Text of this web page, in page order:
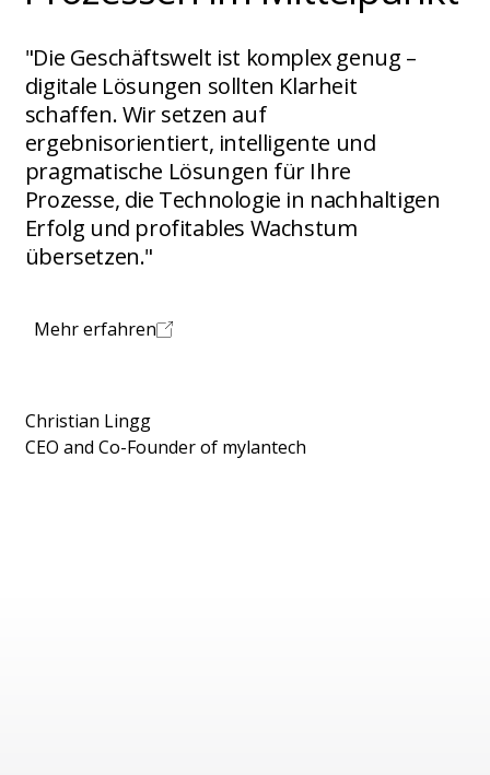
"Die Geschäftswelt ist komplex genug –
digitale Lösungen sollten Klarheit
schaffen. Wir setzen auf
ergebnisorientiert, intelligente und
pragmatische Lösungen für Ihre
Prozesse, die Technologie in nachhaltigen
Erfolg und profitables Wachstum
übersetzen."
Mehr erfahren
Christian Lingg
CEO and Co-Founder of mylantech